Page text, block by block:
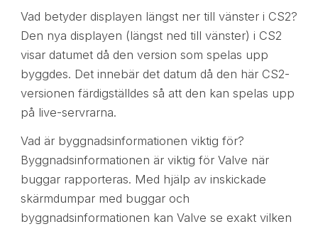
Vad betyder displayen längst ner till vänster i CS2?
Den nya displayen (längst ned till vänster) i CS2
visar datumet då den version som spelas upp
byggdes. Det innebär det datum då den här CS2-
versionen färdigställdes så att den kan spelas upp
på live-servrarna.
Vad är byggnadsinformationen viktig för?
Byggnadsinformationen är viktig för Valve när
buggar rapporteras. Med hjälp av inskickade
skärmdumpar med buggar och
byggnadsinformationen kan Valve se exakt vilken